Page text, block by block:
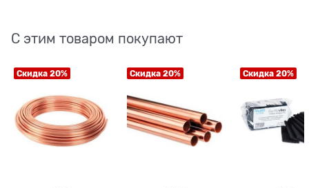
С этим товаром покупают
Скидка 20% Скидка 20% Скидка 20%